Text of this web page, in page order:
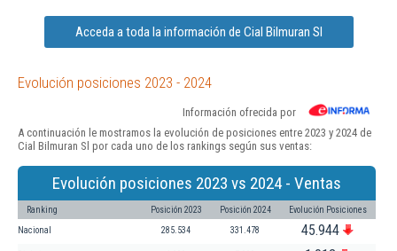
Acceda a toda la información de Cial Bilmuran Sl
Evolución posiciones 2023 - 2024
Información ofrecida por
A continuación le mostramos la evolución de posiciones entre 2023 y 2024 de
Cial Bilmuran Sl por cada uno de los rankings según sus ventas:
Evolución posiciones 2023 vs 2024 - Ventas
Ranking Posición 2023 Posición 2024 Evolución Posiciones
Nacional 285.534 331.478 45.944